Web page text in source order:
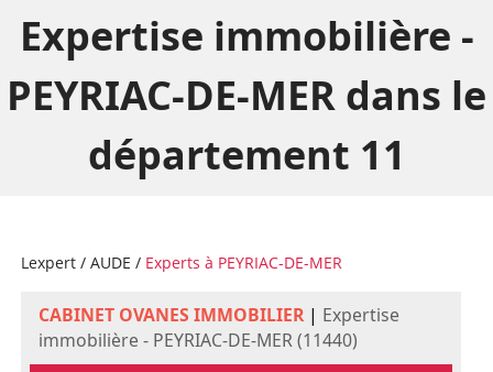
Expertise immobilière -
PEYRIAC-DE-MER dans le
département 11
Lexpert/ AUDE / Experts à PEYRIAC-DE-MER
CABINET OVANES IMMOBILIER| Expertise
immobilière - PEYRIAC-DE-MER (11440)